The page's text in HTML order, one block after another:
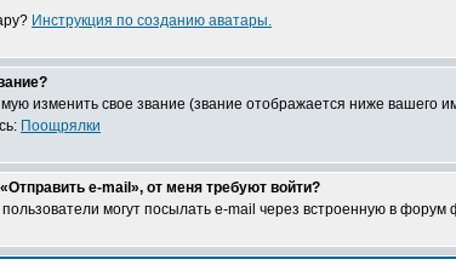
Инструкция по созданию аватары.
изменить свое звание (звание отображается ниже вашего
Поощрялки
e-mail», от меня требуют войти?
могут посылать e-mail через встроенную в